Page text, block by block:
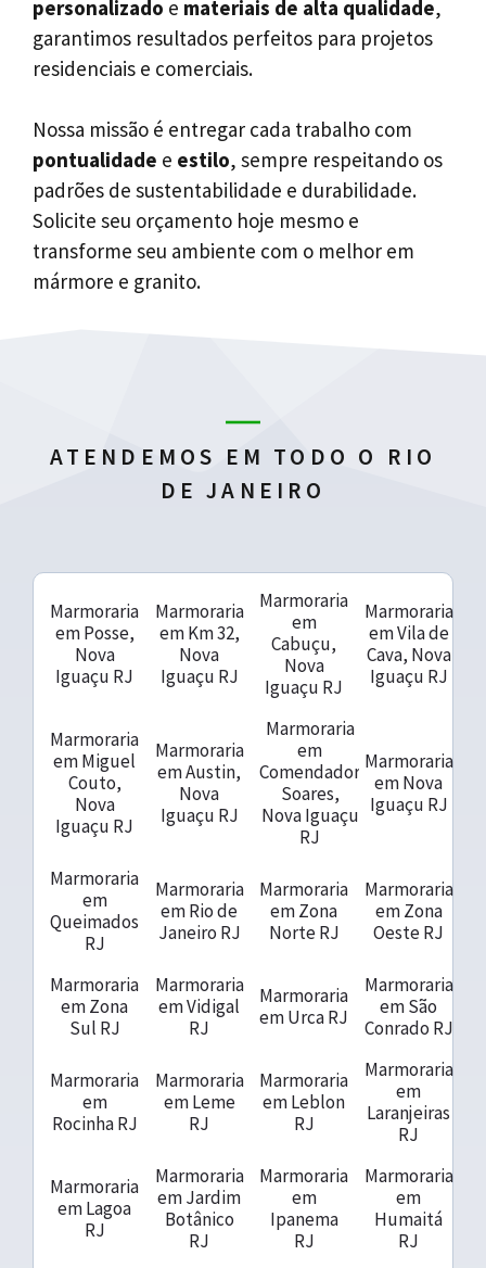
personalizado e materiais de alta qualidade,
garantimos resultados perfeitos para projetos
residenciais e comerciais.
Nossa missão é entregar cada trabalho com
pontualidade e estilo, sempre respeitando os
padrões de sustentabilidade e durabilidade.
Solicite seu orçamento hoje mesmo e
transforme seu ambiente com o melhor em
mármore e granito.
ATENDEMOS EM TODO O RIO
DE JANEIRO
Marmoraria
em Posse,
Nova
Iguaçu RJ
Marmoraria
em Km 32,
Nova
Iguaçu RJ
Marmoraria
em
Cabuçu,
Nova
Iguaçu RJ
Marmoraria
em Vila de
Cava, Nova
Iguaçu RJ
Marmoraria
em Miguel
Couto,
Nova
Iguaçu RJ
Marmoraria
em Austin,
Nova
Iguaçu RJ
Marmoraria
em
Comendador
Soares,
Nova Iguaçu
RJ
Marmoraria
em Nova
Iguaçu RJ
Marmoraria
em
Queimados
RJ
Marmoraria
em Rio de
Janeiro RJ
Marmoraria
em Zona
Norte RJ
Marmoraria
em Zona
Oeste RJ
Marmoraria
em Zona
Sul RJ
Marmoraria
em Vidigal
RJ
Marmoraria
em Urca RJ
Marmoraria
em São
Conrado RJ
Marmoraria
em
Rocinha RJ
Marmoraria
em Leme
RJ
Marmoraria
em Leblon
RJ
Marmoraria
em
Laranjeiras
RJ
Marmoraria
em Lagoa
RJ
Marmoraria
em Jardim
Botânico
RJ
Marmoraria
em
Ipanema
RJ
Marmoraria
em
Humaitá
RJ